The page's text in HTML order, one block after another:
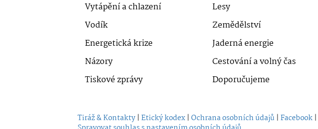
Vytápění a chlazení
Lesy
Vodík
Zemědělství
Energetická krize
Jaderná energie
Názory
Cestování a volný čas
Tiskové zprávy
Doporučujeme
Tiráž & Kontakty | Etický kodex | Ochrana osobních údajů | Facebook |